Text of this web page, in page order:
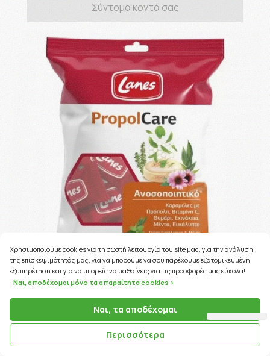
Σύντομα κοντά σας
ΚΩΔΙΚΟΣ ΠΡΟΪΟΝΤΟΣ:91708
Χρησιμοποιούμε cookies για τη σωστή λειτουργία του site μας, για την ανάλυση
της επισκεψιμότητάς μας, για να μπορούμε να σου παρέχουμε εξατομικευμένη
εξυπηρέτηση και για να μπορείς να μαθαίνεις για τις προσφορές μας εύκολα!
Ναι, αποδέχομαι μόνο τα απαραίτητα cookies >
Ναι, τα αποδέχομαι
Περισσότερα